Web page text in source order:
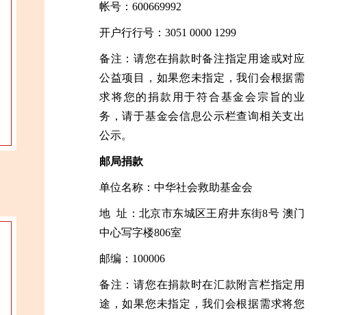
帐号：600669992
开户行行号：3051 0000 1299
备注：请您在捐款时备注指定用途或对应
公益项目，如果您未指定，我们会根据需
求将您的捐款用于符合基金会宗旨的业
务，请于基金会信息公示栏查询相关支出
公示。
邮局捐款
单位名称：中华社会救助基金会
地 址：北京市东城区王府井东街8号 澳门
中心写字楼806室
邮编：100006
备注：请您在捐款时在汇款附言栏指定用
途，如果您未指定，我们会根据需求将您